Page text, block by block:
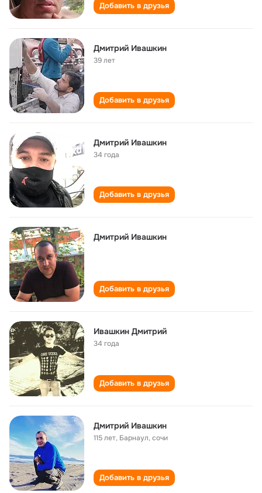
Добавить в друзья
Дмитрий Ивашкин
39 лет
Добавить в друзья
Дмитрий Ивашкин
34 года
Добавить в друзья
Дмитрий Ивашкин
Добавить в друзья
Ивашкин Дмитрий
34 года
Добавить в друзья
Дмитрий Ивашкин
115 лет, Барнаул, сочи
Добавить в друзья